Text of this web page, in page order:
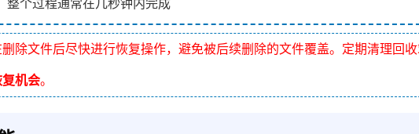
整个过程通常在几秒钟内完成
除文件后尽快进行恢复操作，避免被后续删除的文件覆盖。定期清理回
机会。